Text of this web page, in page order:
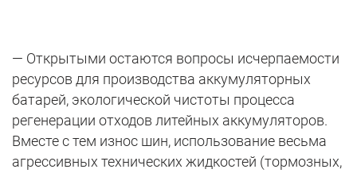
— Открытыми остаются вопросы исчерпаемости
ресурсов для производства аккумуляторных
батарей, экологической чистоты процесса
регенерации отходов литейных аккумуляторов.
Вместе с тем износ шин, использование весьма
агрессивных технических жидкостей (тормозных,